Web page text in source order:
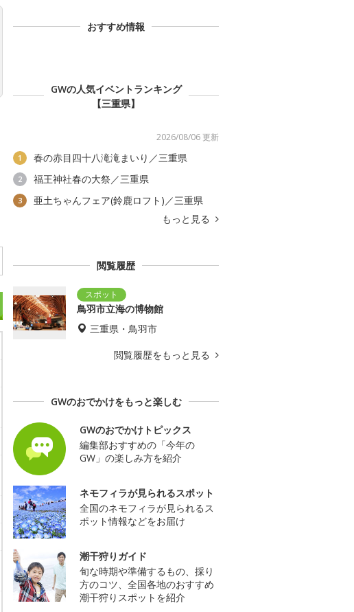
おすすめ情報
GWの人気イベントランキング
【三重県】
2026/08/06 更新
1 春の赤目四十八滝滝まいり／三重県
2 福王神社春の大祭／三重県
3
亜土ちゃんフェア(鈴鹿ロフト)／三重県
もっと見る
閲覧履歴
鳥羽市立海の博物館
三重県・鳥羽市
閲覧履歴をもっと見る
GWのおでかけをもっと楽しむ
GWのおでかけトピックス
編集部おすすめの「今年の
GW」の楽しみ方を紹介
ネモフィラが見られるスポット
全国のネモフィラが見られるス
ポット情報などをお届け
潮干狩りガイド
旬な時期や準備するもの、採り
方のコツ、全国各地のおすすめ
潮干狩りスポットを紹介